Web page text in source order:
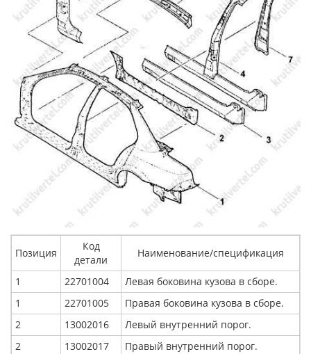
Позиция
Код
детали
Наименование/спецификация
1 22701004
Левая боковина кузова в сборе.
1
22701005
Правая боковина кузова в сборе.
2
13002016
Левый внутренний порог.
2
13002017
Правый внутренний порог.